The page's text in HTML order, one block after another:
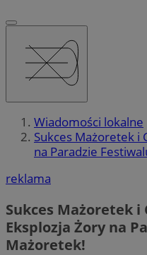
Wiadomości lokalne
Sukces Mażoretek i
na Paradzie
reklama
Sukces Mażoretek
Eksplozja Żory na
Mażoretek!